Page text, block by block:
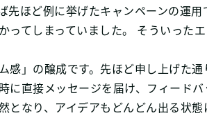
先ほど例に挙げたキャンペーンの運
ってしまっていました。 そういった
感」の醸成です。先ほど申し上げた
に直接メッセージを届け、フィード
となり、アイデアもどんどん出る状